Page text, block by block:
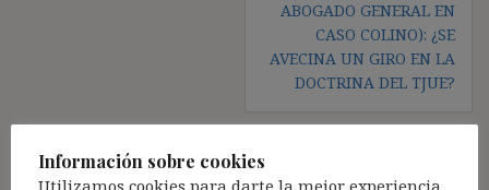
ABOGADO GENERAL EN
CASO COLINO): ¿SE
AVECINA UN GIRO EN LA
DOCTRINA DEL TJUE?
Información sobre cookies
Utilizamos cookies para darte la mejor experiencia